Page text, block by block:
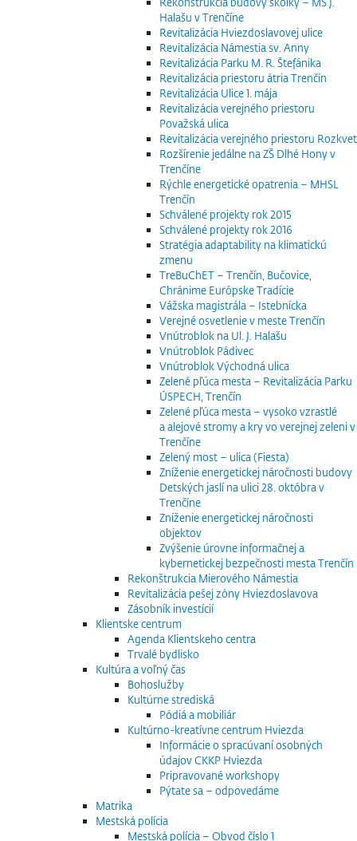
Halašu v Trenčíne
Revitalizácia Hviezdoslavovej ulice
Revitalizácia Námestia sv. Anny
Revitalizácia Parku M. R. Štefánika
Revitalizácia priestoru átria Trenčín
Revitalizácia Ulice 1. mája
Revitalizácia verejného priestoru
Považská ulica
Revitalizácia verejného priestoru Rozkvet
Rozšírenie jedálne na ZŠ Dlhé Hony v
Trenčíne
Rýchle energetické opatrenia – MHSL
Trenčín
Schválené projekty rok 2015
Schválené projekty rok 2016
Stratégia adaptability na klimatickú
zmenu
TreBuChET – Trenčín, Bučovice,
Chránime Európske Tradície
Vážska magistrála – Istebnícka
Verejné osvetlenie v meste Trenčín
Vnútroblok na Ul. J. Halašu
Vnútroblok Pádivec
Vnútroblok Východná ulica
Zelené pľúca mesta – Revitalizácia Parku
ÚSPECH, Trenčín
Zelené pľúca mesta – vysoko vzrastlé
a alejové stromy a kry vo verejnej zeleni v
Trenčíne
Zelený most – ulica (Fiesta)
Zníženie energetickej náročnosti budovy
Detských jaslí na ulici 28. októbra v
Trenčíne
Zníženie energetickej náročnosti
objektov
Zvýšenie úrovne informačnej a
kybernetickej bezpečnosti mesta Trenčín
Rekonštrukcia Mierového Námestia
Revitalizácia pešej zóny Hviezdoslavova
Zásobník investícií
Klientske centrum
Agenda Klientskeho centra
Trvalé bydlisko
Kultúra a voľný čas
Bohoslužby
Kultúrne strediská
Pódiá a mobiliár
Kultúrno-kreatívne centrum Hviezda
Informácie o spracúvaní osobných
údajov CKKP Hviezda
Pripravované workshopy
Pýtate sa – odpovedáme
Matrika
Mestská polícia
Mestská polícia – Obvod číslo 1